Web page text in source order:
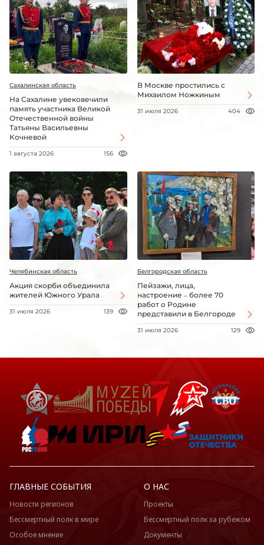
Сахалинская область
На Сахалине увековечили
память участника Великой
Отечественной войны
Татьяны Васильевны
Кочневой
1 августа 2026 156
В Москве простились с
Михаилом Ножкиным
31 июля 2026 404
Челябинская область
Акция скорби объединила
жителей Южного Урала
31 июля 2026 139
Белгородская область
Пейзажи, лица,
настроение – более 70
работ о Родине
представили в Белгороде
31 июля 2026 129
ГЛАВНЫЕ СОБЫТИЯ
Новости регионов
Бессмертный полк в мире
Особое мнение
О НАС
Проекты
Бессмертный полк за рубежом
Документы